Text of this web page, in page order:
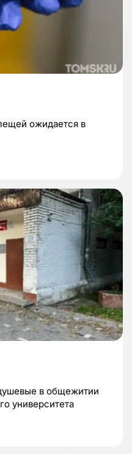
ожидается в
в общежитии
университета